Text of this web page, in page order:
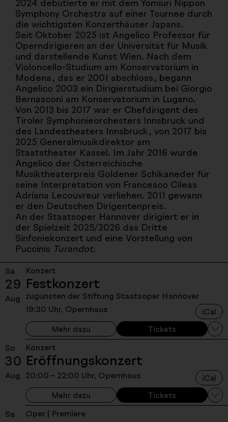
2024 debütierte er mit dem Yomiuri Nippon
Symphony Orchestra auf einer Tournee durch
die wichtigsten Konzerthäuser Japans.
Seit Oktober 2025 ist Angelico Professor für
Operndirigieren an der Universität für Musik
und darstellende Kunst Wien. Nach dem
Violoncello-Studium am Konservatorium in
Modena, das er 2001 abschloss, begann
Angelico 2003 ein Dirigierstudium bei Giorgio
Bernasconi am Konservatorium in Lugano.
Von 2013 bis 2017 war er Chefdirigent des
Tiroler Symphonieorchesters Innsbruck und
des Landestheaters Innsbruck, von 2017 bis
2025 Generalmusikdirektor am
Staatstheater Kassel. Im Jahr 2016 wurde
Angelico der Österreichische
Musiktheaterpreis Goldener Schikaneder für
seine Interpretation von Francesco Cileas
Adriana Lecouvreur verliehen. 2011 gewann
er den Deutschen Dirigentenpreis.
An der Staatsoper Hannover dirigiert er in
der Spielzeit 2025/2026 das Dritte
Sinfoniekonzert und eine Vorstellung von
Puccinis Turandot.
Sa
29
Aug
Konzert
Festkonzert
zugunsten der Stiftung Staatsoper Hannover
19:30 Uhr, Opernhaus
iCal
Tickets
Mehr dazu
So
30
Aug
Konzert
Eröffnungskonzert
20:00 – 22:00 Uhr, Opernhaus
iCal
Tickets
Mehr dazu
Sa Oper | Premiere